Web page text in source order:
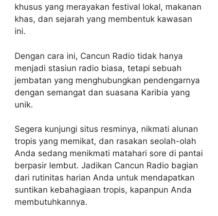
khusus yang merayakan festival lokal, makanan
khas, dan sejarah yang membentuk kawasan
ini.
Dengan cara ini, Cancun Radio tidak hanya
menjadi stasiun radio biasa, tetapi sebuah
jembatan yang menghubungkan pendengarnya
dengan semangat dan suasana Karibia yang
unik.
Segera kunjungi situs resminya, nikmati alunan
tropis yang memikat, dan rasakan seolah-olah
Anda sedang menikmati matahari sore di pantai
berpasir lembut. Jadikan Cancun Radio bagian
dari rutinitas harian Anda untuk mendapatkan
suntikan kebahagiaan tropis, kapanpun Anda
membutuhkannya.